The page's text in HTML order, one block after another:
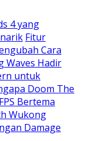
4 yang
Fitur
Cara
Waves Hadir
untuk
Doom The
Bertema
Wukong
Damage